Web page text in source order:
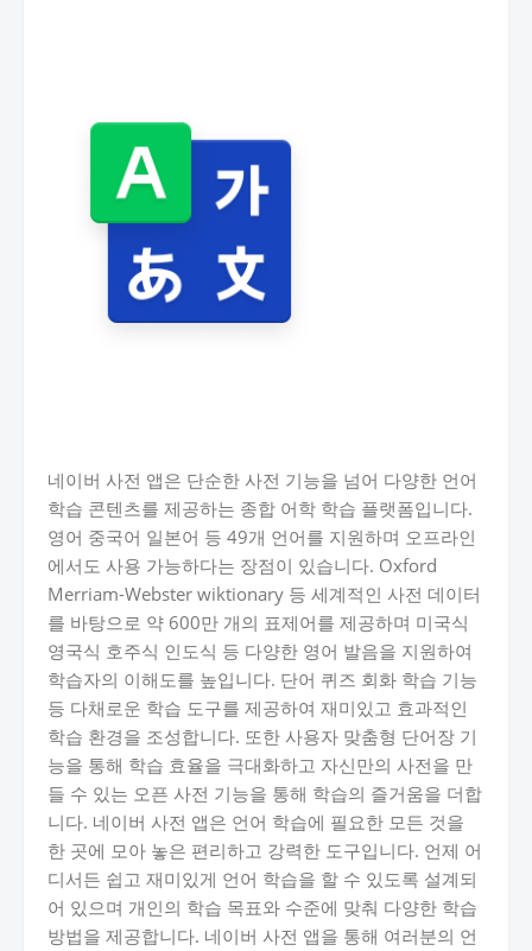
네이버 사전 앱은 단순한 사전 기능을 넘어 다양한 언어
학습 콘텐츠를 제공하는 종합 어학 학습 플랫폼입니다.
영어 중국어 일본어 등 49개 언어를 지원하며 오프라인
에서도 사용 가능하다는 장점이 있습니다. Oxford
Merriam-Webster wiktionary 등 세계적인 사전 데이터
를 바탕으로 약 600만 개의 표제어를 제공하며 미국식
영국식 호주식 인도식 등 다양한 영어 발음을 지원하여
학습자의 이해도를 높입니다. 단어 퀴즈 회화 학습 기능
등 다채로운 학습 도구를 제공하여 재미있고 효과적인
학습 환경을 조성합니다. 또한 사용자 맞춤형 단어장 기
능을 통해 학습 효율을 극대화하고 자신만의 사전을 만
들 수 있는 오픈 사전 기능을 통해 학습의 즐거움을 더합
니다. 네이버 사전 앱은 언어 학습에 필요한 모든 것을
한 곳에 모아 놓은 편리하고 강력한 도구입니다. 언제 어
디서든 쉽고 재미있게 언어 학습을 할 수 있도록 설계되
어 있으며 개인의 학습 목표와 수준에 맞춰 다양한 학습
방법을 제공합니다. 네이버 사전 앱을 통해 여러분의 언